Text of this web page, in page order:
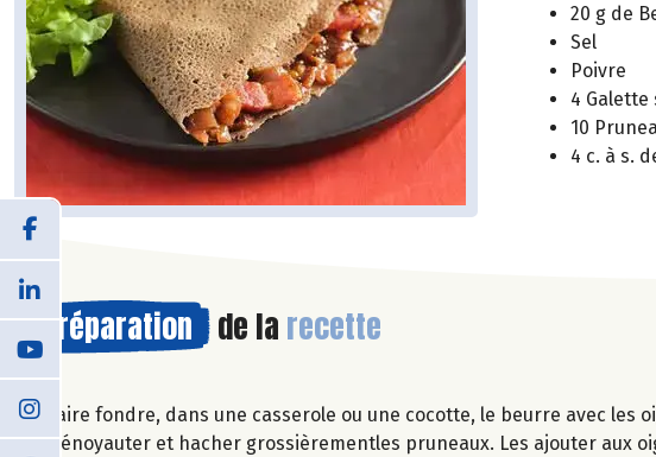
20 g de
Sel
Poivre
4 Galette
10
4 c. à s.
Préparation de la recette
Faire fondre, dans une casserole ou une cocotte, le beurre avec les
Dénoyauter et hacher grossièrementles pruneaux. Les ajouter aux